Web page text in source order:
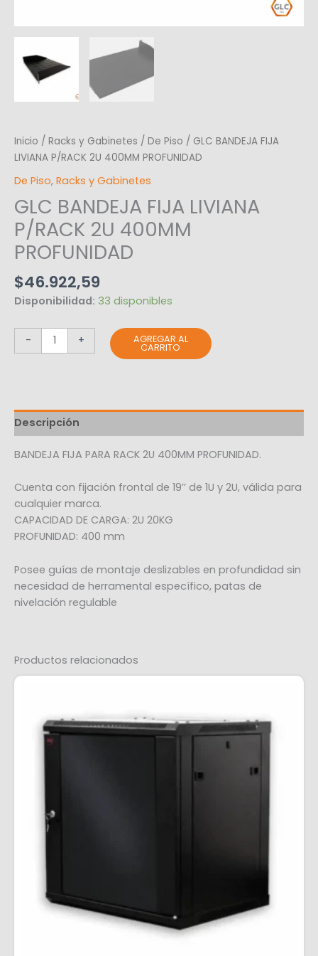
Inicio / Racks y Gabinetes / De Piso / GLC BANDEJA FIJA
LIVIANA P/RACK 2U 400MM PROFUNIDAD
De Piso, Racks y Gabinetes
GLC BANDEJA FIJA LIVIANA
P/RACK 2U 400MM
PROFUNIDAD
$46.922,59
Disponibilidad: 33 disponibles
- + AGREGAR AL
CARRITO
Descripción
BANDEJA FIJA PARA RACK 2U 400MM PROFUNIDAD.
Cuenta con fijación frontal de 19’’ de 1U y 2U, válida para
cualquier marca.
CAPACIDAD DE CARGA: 2U 20KG
PROFUNIDAD: 400 mm
Posee guías de montaje deslizables en profundidad sin
necesidad de herramental específico, patas de
nivelación regulable
Productos relacionados